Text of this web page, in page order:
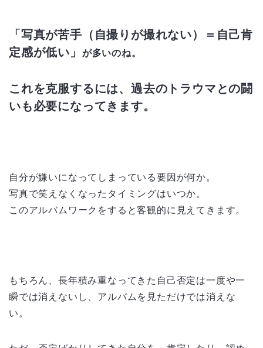
「写真が苦手（自撮りが撮れない）＝自己肯
定感が低い」
が多いのね。
これを克服するには、 過去のトラウマとの闘
いも必要になってきます。
自分が嫌いになってしまっている要因が何か。
写真で笑えなくなったタイミングはいつか。
このアルバムワークをすると客観的に見えてきます。
もちろん、長年積み重なってきた自己否定は一度や一
瞬では消えないし、アルバムを見ただけでは消えな
い。